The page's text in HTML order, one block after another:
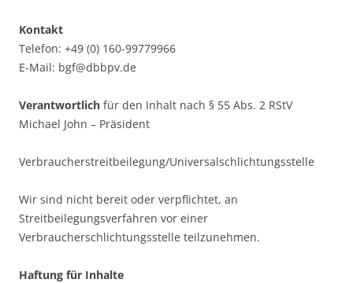
Kontakt
Telefon: +49 (0) 160-99779966
E-Mail: bgf@dbbpv.de
Verantwortlich für den Inhalt nach § 55 Abs. 2 RStV
Michael John – Präsident
Verbraucher­streit­beilegung/Universal­schlichtungs­stelle
Wir sind nicht bereit oder verpflichtet, an
Streitbeilegungsverfahren vor einer
Verbraucherschlichtungsstelle teilzunehmen.
Haftung für Inhalte